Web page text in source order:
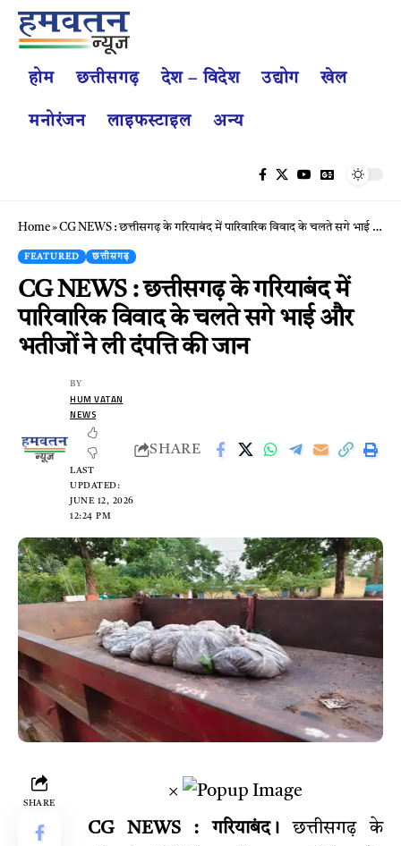
होम छत्तीसगढ़ देश – विदेश उद्योग खेल
मनोरंजन लाइफस्टाइल अन्य
Home»CG NEWS : छत्तीसगढ़ के गरियाबंद में पारिवारिक विवाद के चलते सगे भाई और भतीजों ने ली दंपत्ति की जान
FEATURED छत्तीसगढ़
CG NEWS : छत्तीसगढ़ के गरियाबंद में
पारिवारिक विवाद के चलते सगे भाई और
भतीजों ने ली दंपत्ति की जान
LAST
UPDATED:
JUNE 12, 2026
12:24 PM
BY
HUM VATAN
NEWS
SHARE
SHARE
×
CG NEWS : गरियाबंद।छत्तीसगढ़ के